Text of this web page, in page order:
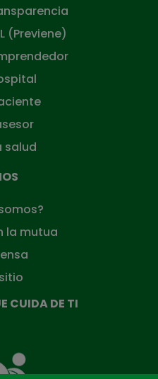
(Previene)
salud
la mutua
CUIDA DE TI